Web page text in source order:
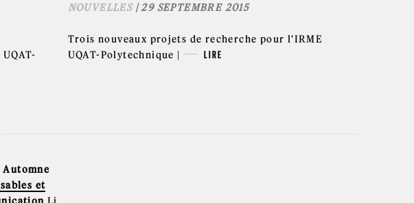
NOUVELLES| 29 SEPTEMBRE 2015
Trois nouveaux projets de recherche pour l'IRME
UQAT-Polytechnique |
LIRE
Automne
et